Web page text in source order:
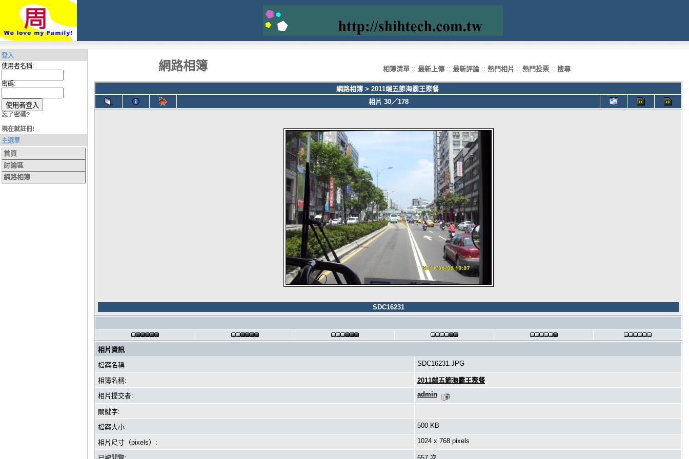
登入
使用者名稱:
密碼:
忘了密碼?
現在就註冊!
主選單
首頁
討論區
網路相簿
網路相簿 相簿清單 :: 最新上傳 :: 最新評論 :: 熱門相片 :: 熱門投票 :: 搜尋
網路相簿> 2011端五節海霸王聚餐
相片 30／178
SDC16231
相片資訊
檔案名稱:
SDC16231.JPG
相簿名稱:
2011端五節海霸王聚餐
相片提交者:
admin
關鍵字:
檔案大小:
500 KB
相片尺寸（pixels）: 1024 x 768 pixels